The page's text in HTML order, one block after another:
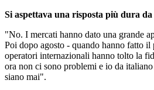
Si aspettava una risposta più dura
"No. I mercati hanno dato una grande
Poi dopo agosto - quando hanno fatto il
operatori internazionali hanno tolto la
ora non ci sono problemi e io da
siano mai".